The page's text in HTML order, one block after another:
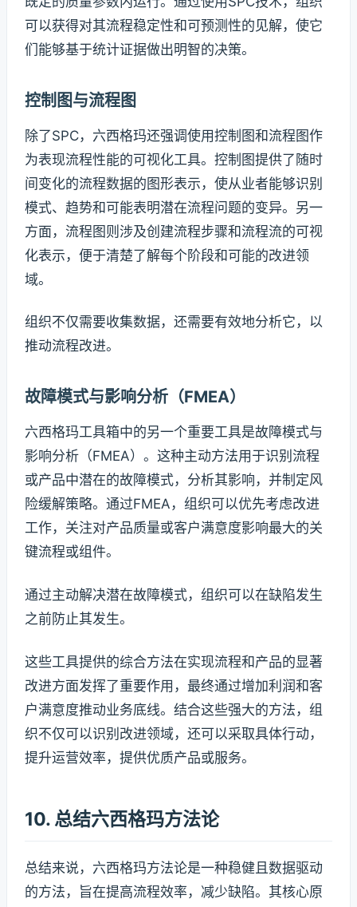
可以获得对其流程稳定性和可预测性的见解，使它
们能够基于统计证据做出明智的决策。
控制图与流程图
除了SPC，六西格玛还强调使用控制图和流程图作
为表现流程性能的可视化工具。控制图提供了随时
间变化的流程数据的图形表示，使从业者能够识别
模式、趋势和可能表明潜在流程问题的变异。另一
方面，流程图则涉及创建流程步骤和流程流的可视
化表示，便于清楚了解每个阶段和可能的改进领
域。
组织不仅需要收集数据，还需要有效地分析它，以
推动流程改进。
故障模式与影响分析（FMEA）
六西格玛工具箱中的另一个重要工具是故障模式与
影响分析（FMEA）。这种主动方法用于识别流程
或产品中潜在的故障模式，分析其影响，并制定风
险缓解策略。通过FMEA，组织可以优先考虑改进
工作，关注对产品质量或客户满意度影响最大的关
键流程或组件。
通过主动解决潜在故障模式，组织可以在缺陷发生
之前防止其发生。
这些工具提供的综合方法在实现流程和产品的显著
改进方面发挥了重要作用，最终通过增加利润和客
户满意度推动业务底线。结合这些强大的方法，组
织不仅可以识别改进领域，还可以采取具体行动，
提升运营效率，提供优质产品或服务。
10. 总结六西格玛方法论
总结来说，六西格玛方法论是一种稳健且数据驱动
的方法，旨在提高流程效率，减少缺陷。其核心原